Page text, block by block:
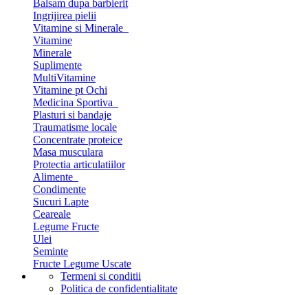
Balsam dupa barbierit
Ingrijirea pielii
Vitamine si Minerale
Vitamine
Minerale
Suplimente
MultiVitamine
Vitamine pt Ochi
Medicina Sportiva
Plasturi si bandaje
Traumatisme locale
Concentrate proteice
Masa musculara
Protectia articulatiilor
Alimente
Condimente
Sucuri Lapte
Ceareale
Legume Fructe
Ulei
Seminte
Fructe Legume Uscate
Termeni si conditii
Politica de confidentialitate